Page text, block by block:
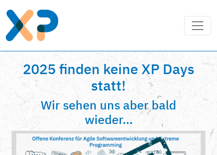
2025 finden keine XP Days
statt!
Wir sehen uns aber bald
wieder...